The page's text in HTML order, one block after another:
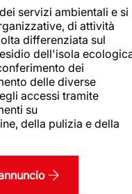
servizi ambientali e si
di attività
differenziata sul
dell'isola
dei
delle diverse
accessi tramite
su
della pulizia e della